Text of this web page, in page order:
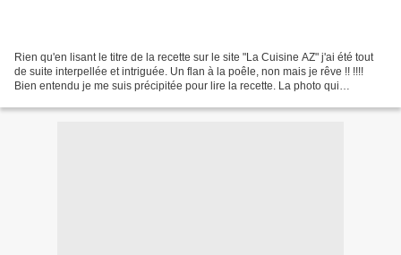
Rien qu'en lisant le titre de la recette sur le site "La Cuisine AZ" j'ai été tout
de suite interpellée et intriguée. Un flan à la poêle, non mais je rêve !! !!!!
Bien entendu je me suis précipitée pour lire la recette. La photo qui